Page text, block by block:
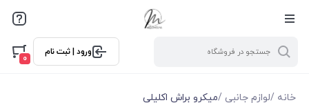
ورود | ثبت نام
0
خانه /لوازم جانبی /میکرو براش اکلیلی